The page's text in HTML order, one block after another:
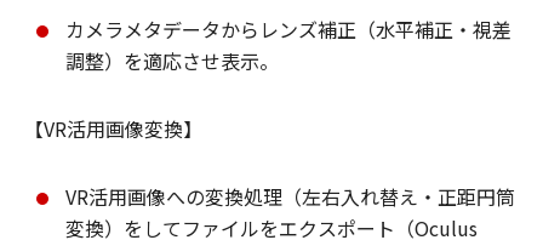
カメラメタデータからレンズ補正（水平補正・視差
調整）を適応させ表示。
【VR活用画像変換】
VR活用画像への変換処理（左右入れ替え・正距円筒
変換）をしてファイルをエクスポート（Oculus